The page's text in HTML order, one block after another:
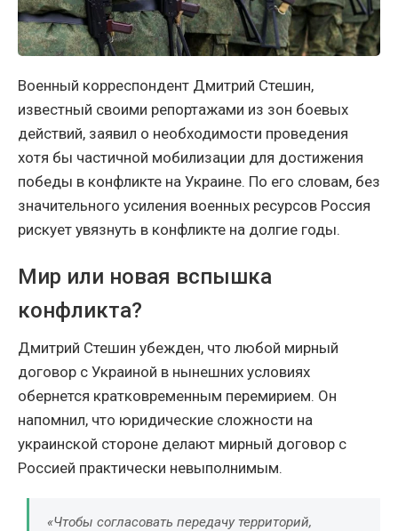
Военный корреспондент Дмитрий Стешин,
известный своими репортажами из зон боевых
действий, заявил о необходимости проведения
хотя бы частичной мобилизации для достижения
победы в конфликте на Украине. По его словам, без
значительного усиления военных ресурсов Россия
рискует увязнуть в конфликте на долгие годы.
Мир или новая вспышка
конфликта?
Дмитрий Стешин убежден, что любой мирный
договор с Украиной в нынешних условиях
обернется кратковременным перемирием. Он
напомнил, что юридические сложности на
украинской стороне делают мирный договор с
Россией практически невыполнимым.
«Чтобы согласовать передачу территорий,